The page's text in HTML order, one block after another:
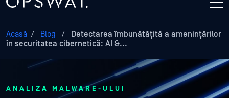
Acasă / Blog /
Detectarea îmbunătățită a amenințărilor
în securitatea cibernetică: AI &...
ANALIZA MALWARE-ULUI